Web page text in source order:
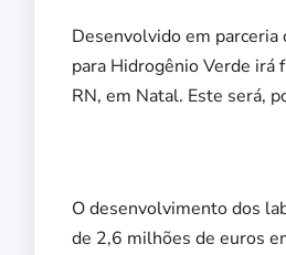
Desenvolvido em parceria
para Hidrogênio Verde irá
RN, em Natal. Este será,
O desenvolvimento dos
de 2,6 milhões de euros